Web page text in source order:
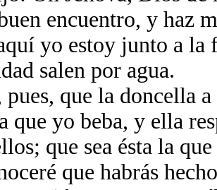
encuentro, y haz
yo estoy junto a la
salen por agua.
pues, que la doncella
que yo beba, y ella
que sea ésta la
que habrás